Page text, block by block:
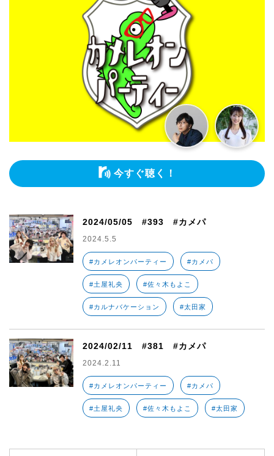
今すぐ聴く！
2024/05/05 #393 #カメパ
2024.5.5
#カメレオンパーティー #カメパ
#土屋礼央 #佐々木もよこ
#カルナバケーション #太田家
2024/02/11 #381 #カメパ
2024.2.11
#カメレオンパーティー #カメパ
#土屋礼央 #佐々木もよこ #太田家